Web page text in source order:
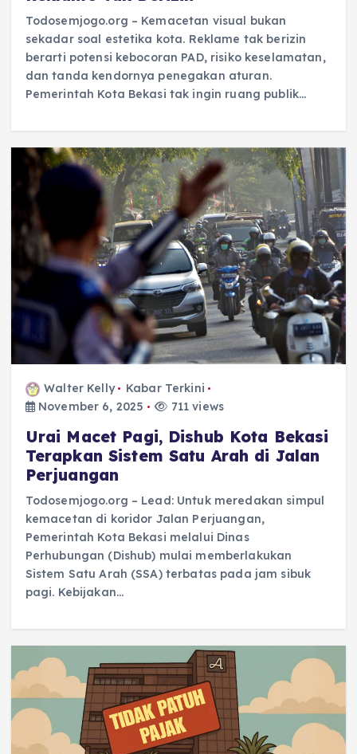
Todosemjogo.org – Kemacetan visual bukan
sekadar soal estetika kota. Reklame tak berizin
berarti potensi kebocoran PAD, risiko keselamatan,
dan tanda kendornya penegakan aturan.
Pemerintah Kota Bekasi tak ingin ruang publik…
Walter Kelly
Kabar Terkini
November 6, 2025
711 views
Urai Macet Pagi, Dishub Kota Bekasi
Terapkan Sistem Satu Arah di Jalan
Perjuangan
Todosemjogo.org – Lead: Untuk meredakan simpul
kemacetan di koridor Jalan Perjuangan,
Pemerintah Kota Bekasi melalui Dinas
Perhubungan (Dishub) mulai memberlakukan
Sistem Satu Arah (SSA) terbatas pada jam sibuk
pagi. Kebijakan…